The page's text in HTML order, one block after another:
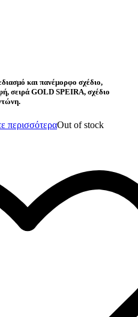
και πανέμορφο σχέδιο,
σειρά GOLD SPEIRA, σχέδιο
περισσότεραOut of stock